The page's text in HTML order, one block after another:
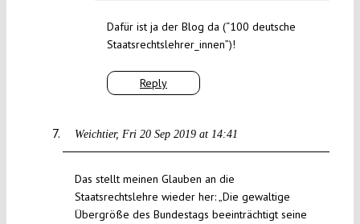
Reply
Dafür ist ja der Blog da (“100 deutsche
Staatsrechtslehrer_innen”)!
Weichtier Fri 20 Sep 2019 at 14:41
Das stellt meinen Glauben an die
Staatsrechtslehre wieder her: „Die gewaltige
Übergröße des Bundestags beeinträchtigt seine